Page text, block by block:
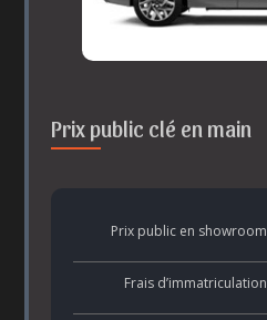
Prix public clé en main
Prix public en showroom
Frais d’immatriculation